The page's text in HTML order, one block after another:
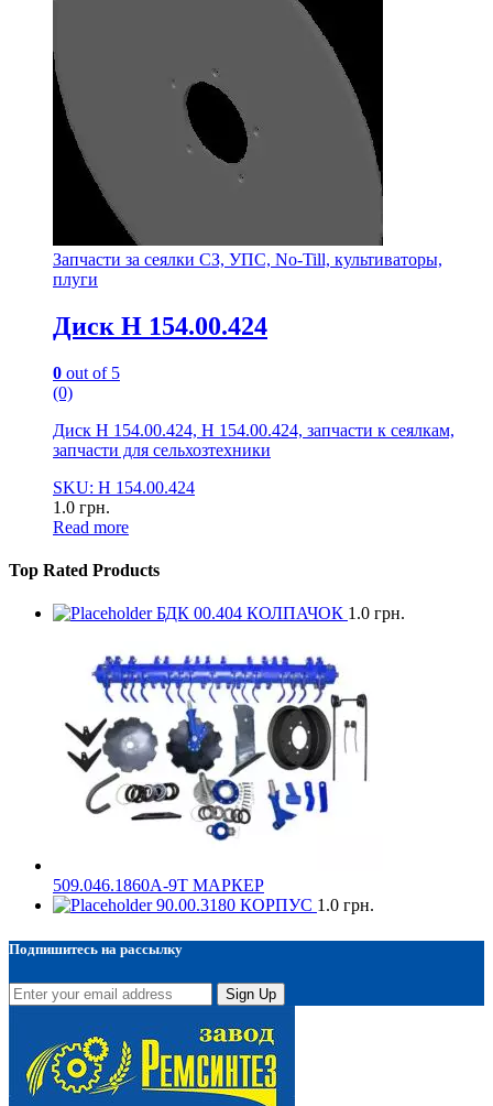
Запчасти за сеялки СЗ, УПС, No-Till, культиваторы,
плуги
Диск Н 154.00.424
0 out of 5
(0)
Диск Н 154.00.424, Н 154.00.424, запчасти к сеялкам,
запчасти для сельхозтехники
SKU: Н 154.00.424
1.0 грн.
Read more
Top Rated Products
БДК 00.404 КОЛПАЧОК 1.0 грн.
509.046.1860А-9Т МАРКЕР
90.00.3180 КОРПУС 1.0 грн.
Подпишитесь на рассылку
Sign Up